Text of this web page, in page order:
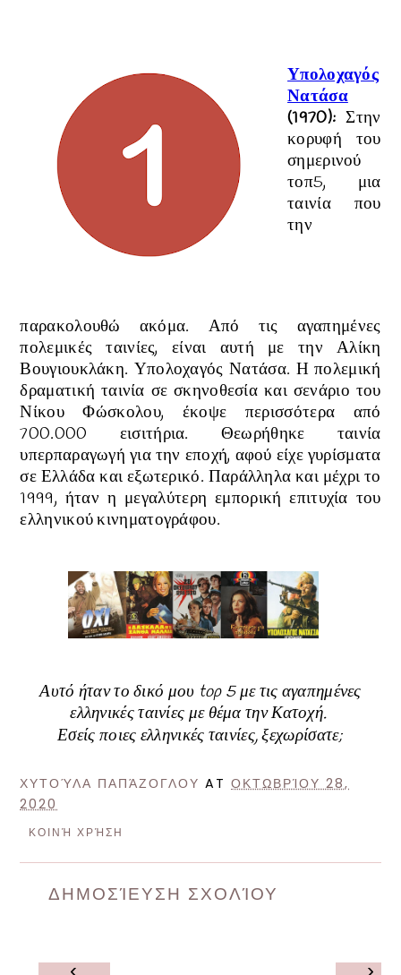
Υπολοχαγός
Νατάσα
(1970):Στην
κορυφή του
σημερινού
τοπ5, μια
ταινία
που
την
παρακολουθώ ακόμα. Από τις αγαπημένες
πολεμικές ταινίες, είναι αυτή με την Αλίκη
Βουγιουκλάκη. Υπολοχαγός Νατάσα. Η πολεμική
δραματική ταινία σε σκηνοθεσία και σενάριο του
Νίκου Φώσκολου, έκοψε περισσότερα από
700.000 εισιτήρια. Θεωρήθηκε ταινία
υπερπαραγωγή για την εποχή, αφού είχε γυρίσματα
σε Ελλάδα και εξωτερικό. Παράλληλα και μέχρι το
1999, ήταν η μεγαλύτερη εμπορική επιτυχία του
ελληνικού κινηματογράφου.
Αυτό ήταν το δικό μου top 5 με τις αγαπημένες
ελληνικές ταινίες με θέμα την Κατοχή.
Εσείς ποιες ελληνικές ταινίες, ξεχωρίσατε;
ΧΥΤΟΎΛΑ ΠΑΠΆΖΟΓΛΟΥ ATΟΚΤΩΒΡΊΟΥ 28,
2020
ΚΟΙΝΉ ΧΡΉΣΗ
ΔΗΜΟΣΊΕΥΣΗ ΣΧΟΛΊΟΥ
‹ ›